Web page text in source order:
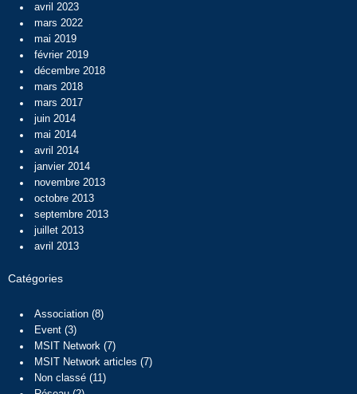
avril 2023
mars 2022
mai 2019
février 2019
décembre 2018
mars 2018
mars 2017
juin 2014
mai 2014
avril 2014
janvier 2014
novembre 2013
octobre 2013
septembre 2013
juillet 2013
avril 2013
Catégories
Association(8)
Event(3)
MSIT Network (7)
MSIT Network articles (7)
Non classé(11)